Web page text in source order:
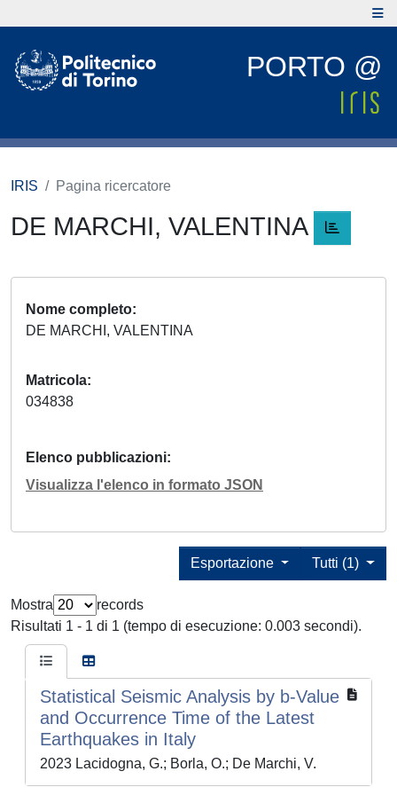
PORTO @
IRIS Pagina ricercatore
DE MARCHI, VALENTINA
Nome completo
DE MARCHI, VALENTINA
Matricola
034838
Elenco pubblicazioni
Visualizza l'elenco in formato JSON
Tutti (1)
Esportazione
Mostra
records
Risultati 1 - 1 di 1 (tempo di esecuzione: 0.003 secondi).
Statistical Seismic Analysis by b-Value
and Occurrence Time of the Latest
Earthquakes in Italy
2023 Lacidogna, G.; Borla, O.; De Marchi, V.